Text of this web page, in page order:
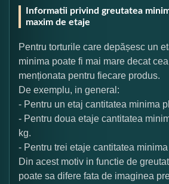
Informatii privind greutatea
maxim de etaje
Pentru torturile care depășesc un
minima poate fi mai mare decat
menționata pentru fiecare produs.
De exemplu, in general:
- Pentru un etaj cantitatea minima
- Pentru doua etaje cantitatea
kg.
- Pentru trei etaje cantitatea
Din acest motiv in functie de
poate sa difere fata de imaginea